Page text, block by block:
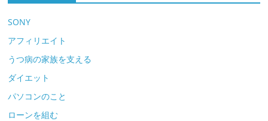
SONY
アフィリエイト
うつ病の家族を支える
ダイエット
パソコンのこと
ローンを組む